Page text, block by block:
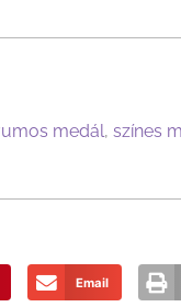
medál, színes
Email